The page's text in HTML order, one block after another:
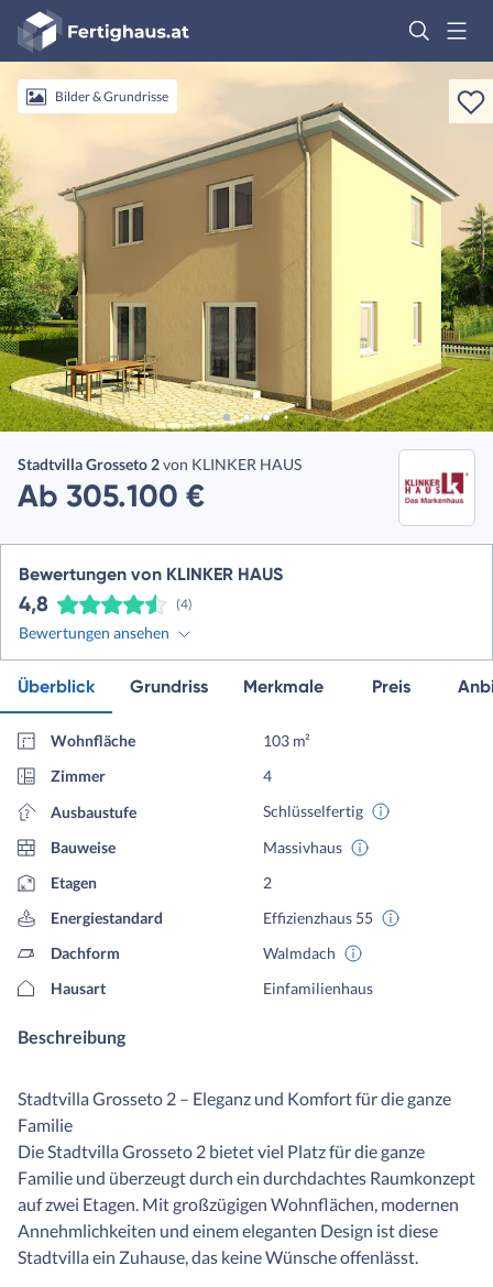
Fertighaus
Logo
AnmeldenBilder & Grundrisse
Stadtvilla Grosseto 2von KLINKER HAUS
Ab 305.100 €
Bewertungen von KLINKER HAUS
4,8 (4)
Bewertungen ansehen
Überblick Grundriss Merkmale Preis
Wohnfläche
103 m²
Zimmer
4
Ausbaustufe
Schlüsselfertig
Bauweise
Massivhaus
Etagen
2
Energiestandard
Effizienzhaus 55
Dachform
Walmdach
Hausart
Einfamilienhaus
Beschreibung
Stadtvilla Grosseto 2 – Eleganz und Komfort für die ganze
Familie
Die Stadtvilla Grosseto 2 bietet viel Platz für die ganze
Familie und überzeugt durch ein durchdachtes Raumkonzept
auf zwei Etagen. Mit großzügigen Wohnflächen, modernen
Annehmlichkeiten und einem eleganten Design ist diese
Stadtvilla ein Zuhause, das keine Wünsche offenlässt.